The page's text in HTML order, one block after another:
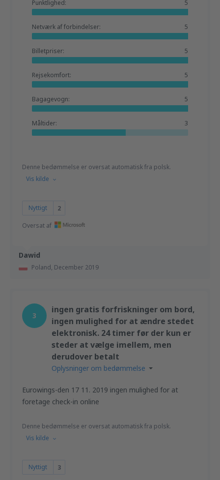
Dawid
Poland, December 2019
Punktlighed: 5
Netværk af forbindelser: 5
Billetpriser: 5
Rejsekomfort: 5
Bagagevogn: 5
Måltider: 3
Denne bedømmelse er oversat automatisk fra polsk.
Vis kilde
Nyttigt 2
Oversat af
3
ingen gratis forfriskninger om bord,
ingen mulighed for at ændre stedet
elektronisk. 24 timer før der kun er
steder at vælge imellem, men
derudover betalt
Oplysninger om bedømmelse
Eurowings-den 17 11. 2019 ingen mulighed for at
foretage check-in online
Denne bedømmelse er oversat automatisk fra polsk.
Vis kilde
Nyttigt 3